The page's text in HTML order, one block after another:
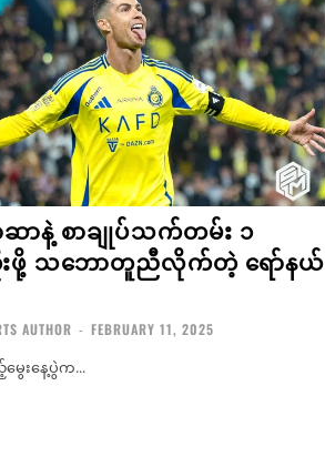
ာနဲ့ စာချုပ်သက်တမ်း ၁
ဖို့ သဘောတူညီလိုက်တဲ့ ရော်နယ်
AUTHOR - FEBRUARY 11, 2025
ေးနေ့ပွဲက...